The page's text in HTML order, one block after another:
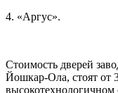
4. «Аргус».
Стоимость дверей
Йошкар-Ола, стоят от